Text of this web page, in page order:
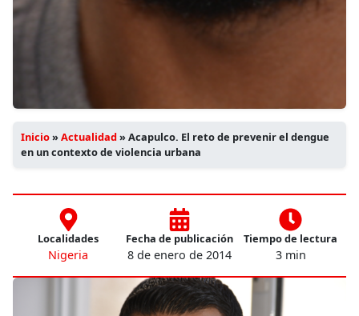
Inicio»Actualidad»Acapulco. El reto de prevenir el dengue
en un contexto de violencia urbana
Localidades
Nigeria
Fecha de publicación
8 de enero de 2014
Tiempo de lectura
3 min